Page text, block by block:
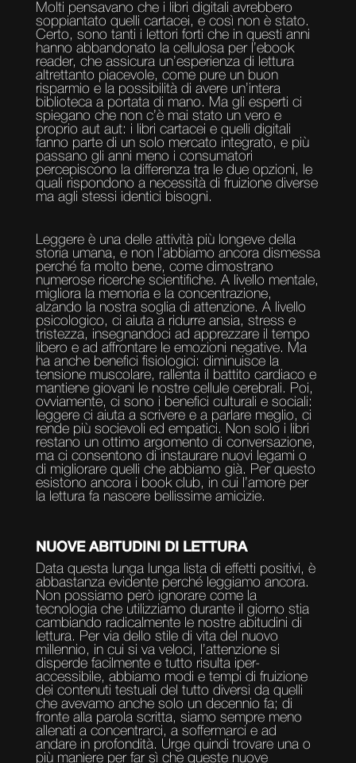
Molti pensavano che i libri digitali avrebbero
soppiantato quelli cartacei, e così non è stato.
Certo, sono tanti i lettori forti che in questi anni
hanno abbandonato la cellulosa per l’ebook
reader, che assicura un’esperienza di lettura
altrettanto piacevole, come pure un buon
risparmio e la possibilità di avere un’intera
biblioteca a portata di mano. Ma gli esperti ci
spiegano che non c’è mai stato un vero e
proprio aut aut: i libri cartacei e quelli digitali
fanno parte di un solo mercato integrato, e più
passano gli anni meno i consumatori
percepiscono la differenza tra le due opzioni, le
quali rispondono a necessità di fruizione diverse
ma agli stessi identici bisogni.
Leggere è una delle attività più longeve della
storia umana, e non l’abbiamo ancora dismessa
perché fa molto bene, come dimostrano
numerose ricerche scientifiche. A livello mentale,
migliora la memoria e la concentrazione,
alzando la nostra soglia di attenzione. A livello
psicologico, ci aiuta a ridurre ansia, stress e
tristezza, insegnandoci ad apprezzare il tempo
libero e ad affrontare le emozioni negative. Ma
ha anche benefici fisiologici: diminuisce la
tensione muscolare, rallenta il battito cardiaco e
mantiene giovani le nostre cellule cerebrali. Poi,
ovviamente, ci sono i benefici culturali e sociali:
leggere ci aiuta a scrivere e a parlare meglio, ci
rende più socievoli ed empatici. Non solo i libri
restano un ottimo argomento di conversazione,
ma ci consentono di instaurare nuovi legami o
di migliorare quelli che abbiamo già. Per questo
esistono ancora i book club, in cui l’amore per
la lettura fa nascere bellissime amicizie.
NUOVE ABITUDINI DI LETTURA
Data questa lunga lunga lista di effetti positivi, è
abbastanza evidente perché leggiamo ancora.
Non possiamo però ignorare come la
tecnologia che utilizziamo durante il giorno stia
cambiando radicalmente le nostre abitudini di
lettura. Per via dello stile di vita del nuovo
millennio, in cui si va veloci, l’attenzione si
disperde facilmente e tutto risulta iper-
accessibile, abbiamo modi e tempi di fruizione
dei contenuti testuali del tutto diversi da quelli
che avevamo anche solo un decennio fa; di
fronte alla parola scritta, siamo sempre meno
allenati a concentrarci, a soffermarci e ad
andare in profondità. Urge quindi trovare una o
più maniere per far sì che queste nuove